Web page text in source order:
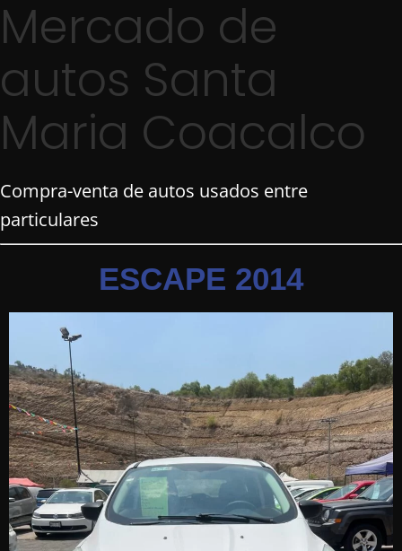
Mercado de
autos Santa
Maria Coacalco
Compra-venta de autos usados entre
particulares
ESCAPE 2014